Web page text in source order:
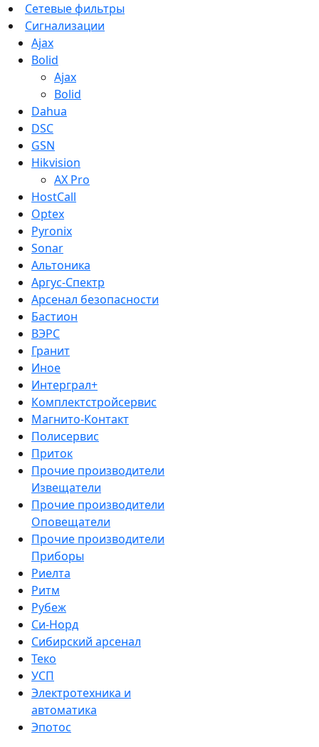
Сетевые фильтры
Сигнализации
Ajax
Bolid
Ajax
Bolid
Dahua
DSC
GSN
Hikvision
AX Pro
HostCall
Optex
Pyronix
Sonar
Альтоника
Аргус-Спектр
Арсенал безопасности
Бастион
ВЭРС
Гранит
Иное
Интерграл+
Комплектстройсервис
Магнито-Контакт
Полисервис
Приток
Прочие производители
Извещатели
Прочие производители
Оповещатели
Прочие производители
Приборы
Риелта
Ритм
Рубеж
Си-Норд
Сибирский арсенал
Теко
УСП
Электротехника и
автоматика
Эпотос